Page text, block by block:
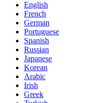
English
French
German
Portuguese
Spanish
Russian
Japanese
Korean
Arabic
Irish
Greek